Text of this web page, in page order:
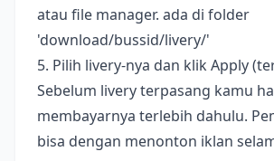
atau file manager. ada di folder
'download/bussid/livery/'
5. Pilih livery-nya dan klik Apply
Sebelum livery terpasang kamu
membayarnya terlebih dahulu.
bisa dengan menonton iklan